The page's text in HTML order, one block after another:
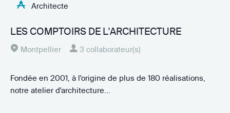
Architecte
LES COMPTOIRS DE L'ARCHITECTURE
Montpellier 3 collaborateur(s)
Fondée en 2001, à l'origine de plus de 180 réalisations,
notre atelier d'architecture...